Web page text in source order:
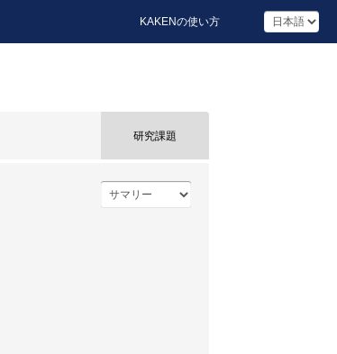
KAKENの使い方
研究課題